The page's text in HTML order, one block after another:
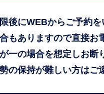
後にWEBからご予約
もありますので直接お
一の場合を想定しお断
の保持が難しい方はご